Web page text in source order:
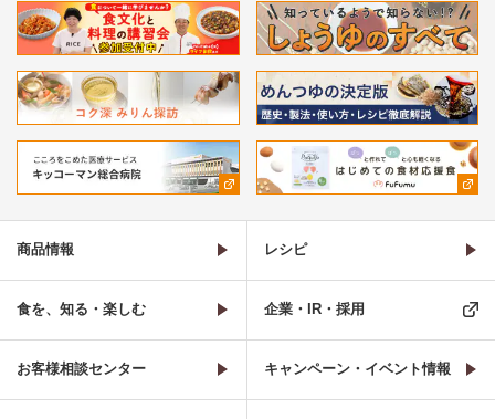
商品情報 レシピ
食を、知る・楽しむ 企業・IR・採用
お客様相談センター キャンペーン・イベント情報